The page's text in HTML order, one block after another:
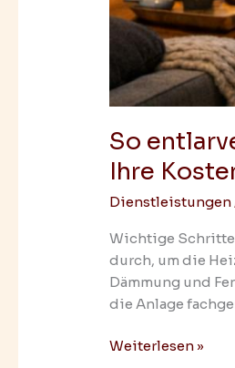
So
Ihre
Dienstleistungen
Wichtige Schritte
durch, um die
Dämmung und
die Anlage
Weiterlesen »